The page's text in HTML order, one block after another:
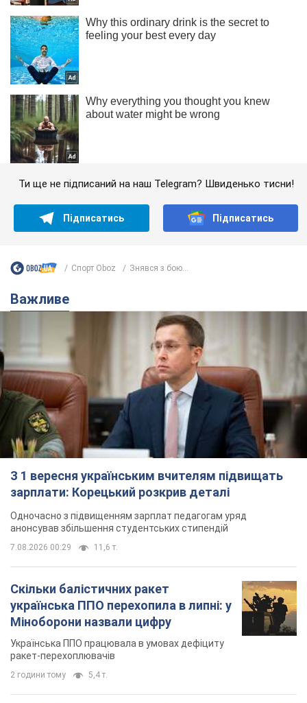
Ти ще не підписаний на наш Telegram? Швиденько тисни!
Підписатись Підписатись
Спорт Oboz Знявся з бою...
Важливе
З 1 вересня українським вчителям підвищать
зарплати: Корецький розкрив деталі
Одночасно з підвищенням зарплат педагогам уряд
анонсував збільшення студентських стипендій
7.08.2026 00:29 11,6 т.
Скільки балістичних ракет
українська ППО перехопила в липні: у
Міноборони назвали цифру
Українська ППО працювала в умовах дефіциту
ракет-перехоплювачів
2 години тому 5,4 т.